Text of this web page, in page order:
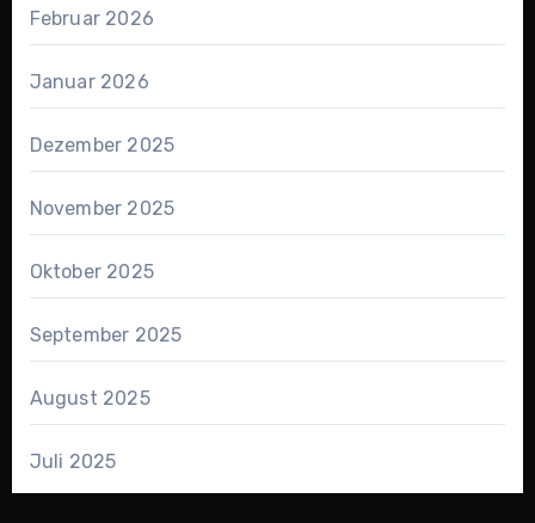
Februar 2026
Januar 2026
Dezember 2025
November 2025
Oktober 2025
September 2025
August 2025
Juli 2025